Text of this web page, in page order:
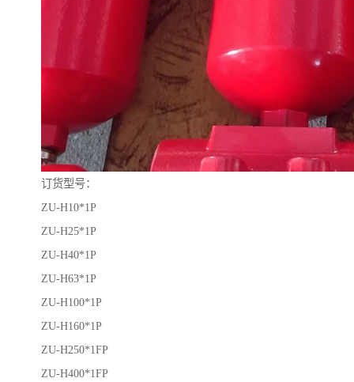
订货型号：
ZU-H10*1P
ZU-H25*1P
ZU-H40*1P
ZU-H63*1P
ZU-H100*1P
ZU-H160*1P
ZU-H250*1FP
ZU-H400*1FP